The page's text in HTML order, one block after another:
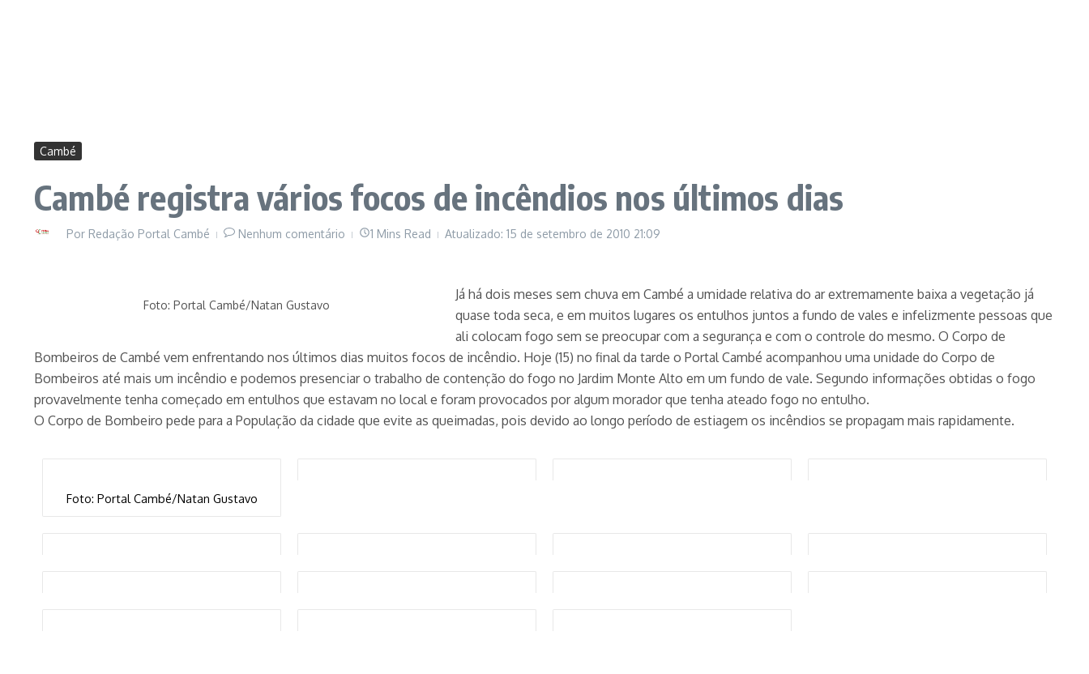
Cambé
Cambé registra vários focos de incêndios nos últimos dias
Por Redação Portal Cambé Nenhum comentário 1 Mins Read Atualizado: 15 de setembro de 2010 21:09
Foto: Portal Cambé/Natan Gustavo
Já há dois meses sem chuva em Cambé a umidade relativa do ar extremamente baixa a vegetação já
quase toda seca, e em muitos lugares os entulhos juntos a fundo de vales e infelizmente pessoas que
ali colocam fogo sem se preocupar com a segurança e com o controle do mesmo. O Corpo de
Bombeiros de Cambé vem enfrentando nos últimos dias muitos focos de incêndio. Hoje (15) no final da tarde o Portal Cambé acompanhou uma unidade do Corpo de
Bombeiros até mais um incêndio e podemos presenciar o trabalho de contenção do fogo no Jardim Monte Alto em um fundo de vale. Segundo informações obtidas o fogo
provavelmente tenha começado em entulhos que estavam no local e foram provocados por algum morador que tenha ateado fogo no entulho.
O Corpo de Bombeiro pede para a População da cidade que evite as queimadas, pois devido ao longo período de estiagem os incêndios se propagam mais rapidamente.
Foto: Portal Cambé/Natan Gustavo